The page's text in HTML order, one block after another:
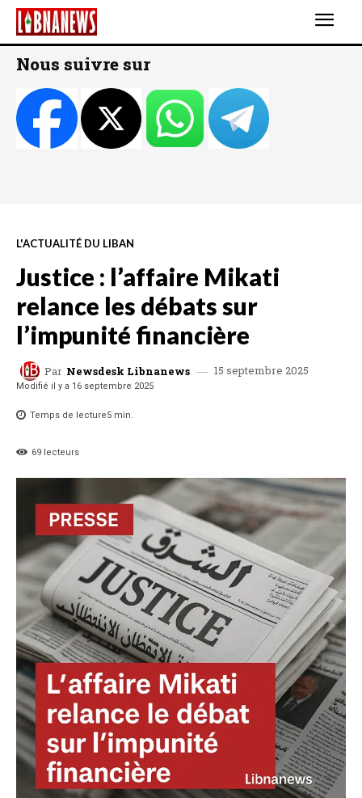
Nous suivre sur
L'ACTUALITÉ DU LIBAN
Justice : l’affaire Mikati
relance les débats sur
l’impunité financière
Par Newsdesk Libnanews 15 septembre 2025
Modifié il y a 16 septembre 2025
Temps de lecture5 min.
69 lecteurs